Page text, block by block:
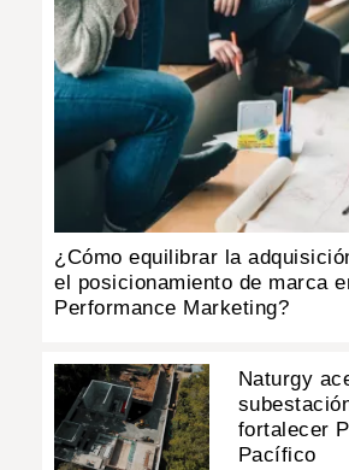
¿Cómo equilibrar la
el posicionamiento de marca
Performance Marketing?
Naturgy
fortalecer
Pacífico